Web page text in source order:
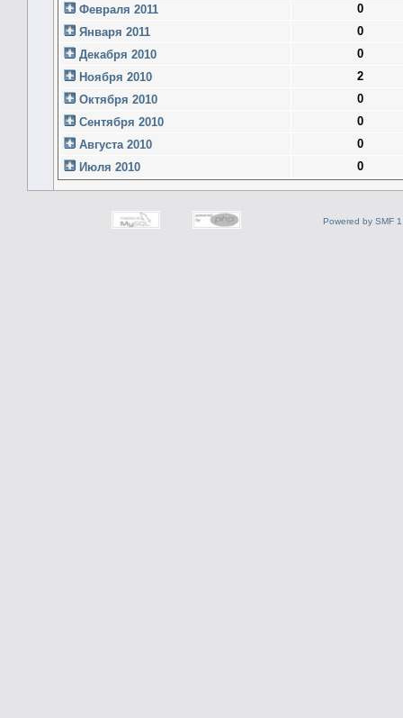
Февраля 2011
0
Января 2011
0
Декабря 2010
0
Ноября 2010
2
Октября 2010
0
Сентября 2010
0
Августа 2010
0
Июля 2010
0
Powered by SMF